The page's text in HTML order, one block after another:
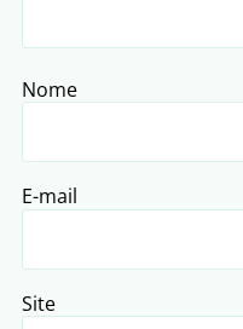
Nome
E-mail
Site